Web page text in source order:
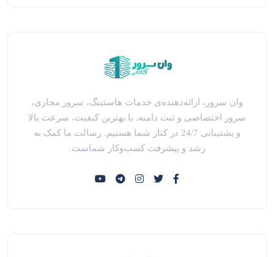
وان سرور، ارائه‌دهنده‌ی خدمات هاستینگ، سرور مجازی،
سرور اختصاصی و ثبت دامنه. با بهترین کیفیت، سرعت بالا
و پشتیبانی 24/7 در کنار شما هستیم. رسالت ما کمک به
رشد و پیشرفت کسب‌وکار شماست.